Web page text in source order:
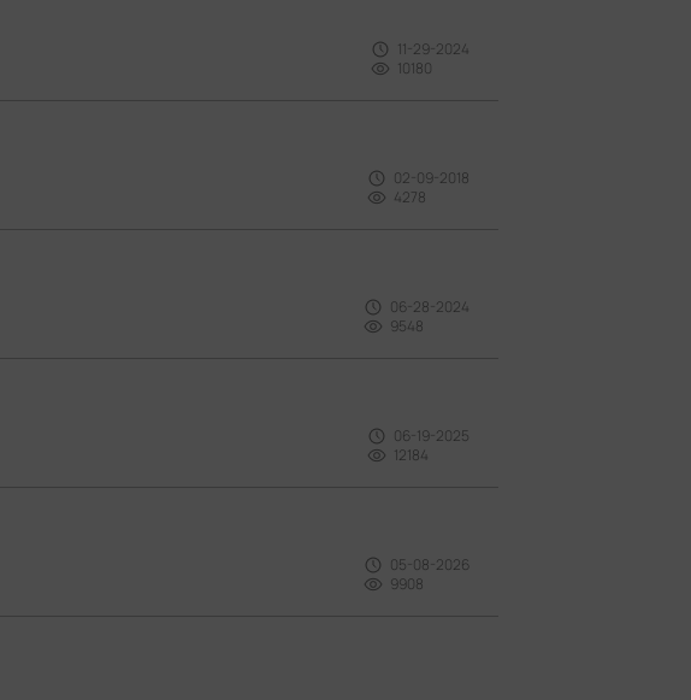
11-29-2024
10180
02-09-2018
4278
06-28-2024
9548
06-19-2025
12184
05-08-2026
9908